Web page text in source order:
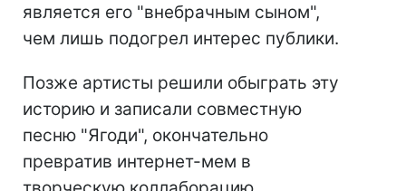
является его "внебрачным сыном",
чем лишь подогрел интерес публики.
Позже артисты решили обыграть эту
историю и записали совместную
песню "Ягоди", окончательно
превратив интернет-мем в